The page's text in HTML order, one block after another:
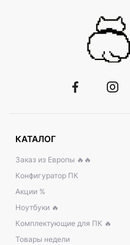
КАТАЛОГ
Заказ из Европы 🔥🔥
Конфигуратор ПК
Акции %
Ноутбуки 🔥
Комплектующие для ПК 🔥
Товары недели